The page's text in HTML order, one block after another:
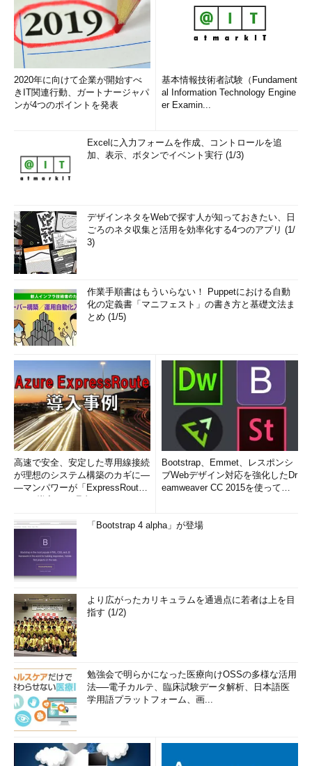
が、［はい］に設定すると14個まで増える。なおシステムに
よっては［スタート画面にタイルを縮小して表示］というメ
ニュー項目も表示される。［はい］に設定すると、スタート
画面に表示されるタイル数も増える（タイルの表示サイズが
小さくなる）。
（3）これを［はい］にすると、アプリの一覧に管理ツー
ルが表示されるようになる。
Windowsストアアプリにタイトルバーが表示される
従来のデスクトップアプリケーションでは、アプリケーション
ウィンドウの最上部にタイトルバーと呼ばれる領域（枠）があ
れていた。そしてタイトルバーの左端には「システムメニュ
ー」、右端には「最小化」「最大化」「閉じる」などのアイコン
が配置されていた。だがWindowsストアアプリにはこれらのメニ
ューは表示されない。もともとWindowsストアアプリは全画面モ
ードで動くようになっているからだ（現在では画面を分割した状
態でも動作するが）。
Windows 8.1 Updateではマウスでの操作性を向上させるた
め、Windowsストアアプリでもこのタイトルバーが表示されるよ
トルバーが自動的に表示され、ウィンドウの最大化や最小化、左
右への分割などが状況に応じて選択できる。ただしこれはマウス
で操作している場合だけであり、タッチで操作する場合は従来と
同じでタイトルバーは表示されない（タッチ操作でタイトルバー
を表示させる方法はない）。
Windowsストアアプリにおけるタイトルバーの例
これは天気アプリの例。マウスカーソルを画面上端へ移動さ
せると、このようなタイトルバーがオーバーレイ表示され
る。以前のWindows 8／8.1では、マウスカーソルを画面上
端へ移動させると、カーソルが「手の平」の形に変わってい
たが、Windows 8.1 Updateではこのようなことはなく、ず
っと単なる矢印のままである。
（1）タイトルバー。マウスカーソルを画面上端へ移動さ
せた時だけ表示される。アプリを分割表示している場合は、
そのアプリだけにタイトルバーが出る。
（2）タイトルバー左端をクリックするとシステムメニュ
ーが表示される。従来のWindows OSの場合と同様に、［Al
t］＋［Space］キーを押しても表示される。
（3） 非分割状態のWindowsストアアプリではこの項目が
表示される。画面の右半分や左半分にスナップさせることが
できる。［Alt］＋［←］キーや［Alt］＋［→］キーでも操
作できる。
（4）最小化、最大化、閉じるの各メニュー。
（5）
最小化ボタン。アプリウィンドウを最小化する。
2020年に向けて企業が開始すべ
きIT関連行動、ガートナージャパ
ンが4つのポイントを発表
基本情報技術者試験（Fundament
al Information Technology Engine
er Examin...
Excelに入力フォームを作成、コントロールを追
加、表示、ボタンでイベント実行 (1/3)
デザインネタをWebで探す人が知っておきたい、日
ごろのネタ収集と活用を効率化する4つのアプリ (1/
3)
作業手順書はもういらない！ Puppetにおける自動
化の定義書「マニフェスト」の書き方と基礎文法ま
とめ (1/5)
高速で安全、安定した専用線接続
が理想のシステム構築のカギに―
―マンパワーが「ExpressRout
Bootstrap、Emmet、レスポンシ
ブWebデザイン対応を強化したDr
eamweaver CC 2015を使って
「Bootstrap 4 alpha」が登場
より広がったカリキュラムを通過点に若者は上を目
指す (1/2)
勉強会で明らかになった医療向けOSSの多様な活用
法──電子カルテ、臨床試験データ解析、日本語医
学用語プラットフォーム、画...